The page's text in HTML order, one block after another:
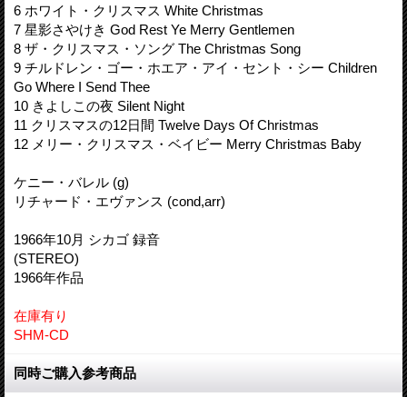
6 ホワイト・クリスマス White Christmas
7 星影さやけき God Rest Ye Merry Gentlemen
8 ザ・クリスマス・ソング The Christmas Song
9 チルドレン・ゴー・ホエア・アイ・セント・シー Children
Go Where I Send Thee
10 きよしこの夜 Silent Night
11 クリスマスの12日間 Twelve Days Of Christmas
12 メリー・クリスマス・ベイビー Merry Christmas Baby
ケニー・バレル (g)
リチャード・エヴァンス (cond,arr)
1966年10月 シカゴ 録音
(STEREO)
1966年作品
在庫有り
SHM-CD
同時ご購入参考商品